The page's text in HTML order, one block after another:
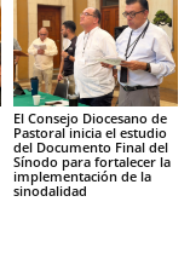
El Consejo Diocesano de
Pastoral inicia el estudio
del Documento Final del
Sínodo para fortalecer la
implementación de la
sinodalidad